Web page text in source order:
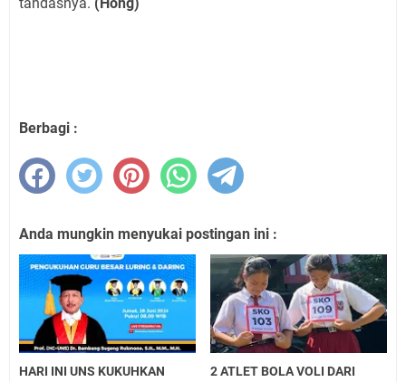
Berbagi :
Anda mungkin menyukai postingan ini :
HARI INI UNS KUKUHKAN
2 ATLET BOLA VOLI DARI